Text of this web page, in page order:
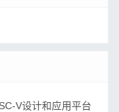
V设计和应用平台